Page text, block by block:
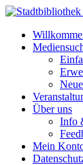
Über uns
Info
Mein